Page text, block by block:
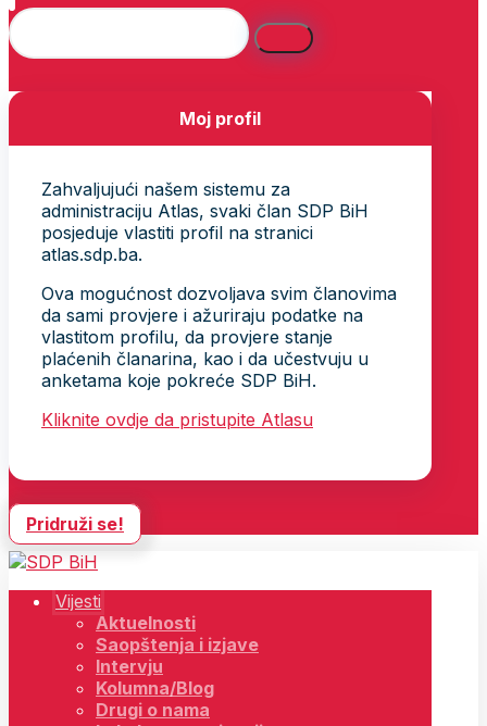
Moj profil
Zahvaljujući našem sistemu za
administraciju Atlas, svaki član SDP BiH
posjeduje vlastiti profil na stranici
atlas.sdp.ba.
Ova mogućnost dozvoljava svim članovima
da sami provjere i ažuriraju podatke na
vlastitom profilu, da provjere stanje
plaćenih članarina, kao i da učestvuju u
anketama koje pokreće SDP BiH.
Kliknite ovdje da pristupite Atlasu
Pridruži se!
Vijesti
Aktuelnosti
Saopštenja i izjave
Intervju
Kolumna/Blog
Drugi o nama